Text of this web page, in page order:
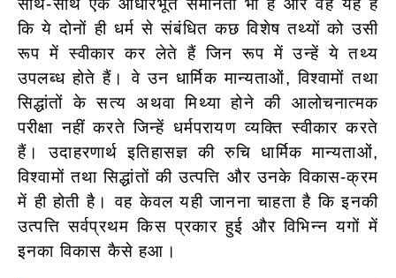
साथ-साथ एक आधारभूत समानता भी है और वह यह है
कि ये दोनों ही धर्म से संबंधित कछ विशेष तथ्यों को उसी
रूप में स्वीकार कर लेते हैं जिन रूप में उन्हें ये तथ्य
उपलब्ध होते हैं। वे उन धार्मिक मान्यताओं, विश्वामों तथा
सिद्धांतों के सत्य अथवा मिथ्या होने की आलोचनात्मक
परीक्षा नहीं करते जिन्हें धर्मपरायण व्यक्ति स्वीकार करते
हैं। उदाहरणार्थ इतिहासज्ञ की रुचि धार्मिक मान्यताओं,
विश्वामों तथा सिद्धांतों की उत्पत्ति और उनके विकास-क्रम
में ही होती है। वह केवल यही जानना चाहता है कि इनकी
उत्पत्ति सर्वप्रथम किस प्रकार हुई और विभिन्न यगों में
इनका विकास कैसे हआ।